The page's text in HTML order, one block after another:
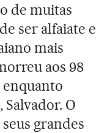
de muitas
ser alfaiate e
mais
aos 98
enquanto
O
grandes